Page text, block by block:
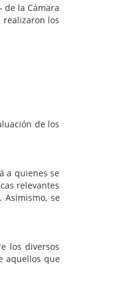
la Cámara
realizaron los
de los
quienes se
relevantes
se
diversos
aquellos que